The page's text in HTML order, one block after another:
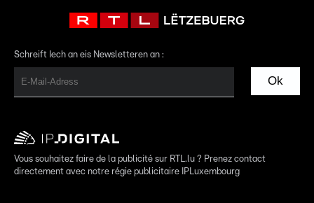
Schreift Iech an eis Newsletteren an :
Ok
Vous souhaitez faire de la publicité sur RTL.lu ? Prenez contact
directement avec notre régie publicitaire IPLuxembourg